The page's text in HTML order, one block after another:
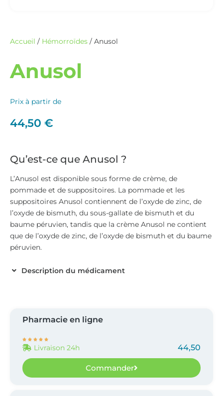
Accueil / Hémorroïdes / Anusol
Anusol
Prix à partir de
44,50 €
Qu’est-ce que Anusol ?
L’Anusol est disponible sous forme de crème, de
pommade et de suppositoires. La pommade et les
suppositoires Anusol contiennent de l’oxyde de zinc, de
l’oxyde de bismuth, du sous-gallate de bismuth et du
baume péruvien, tandis que la crème Anusol ne contient
que de l’oxyde de zinc, de l’oxyde de bismuth et du baume
péruvien.
Description du médicament
Pharmacie en ligne
    
Livraison 24h 44,50
Commander